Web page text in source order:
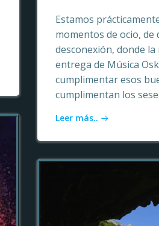
Estamos
momentos de ocio, de
desconexión, donde
entrega de Música
cumplimentar esos
cumplimentan los
Leer más..